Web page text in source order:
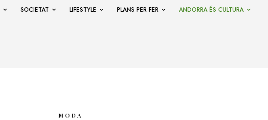
SOCIETAT LIFESTYLE PLANS PER FER ANDORRA ÉS CULTURA
MODA